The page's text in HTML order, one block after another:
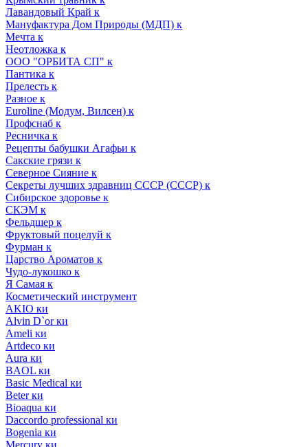
Лавандовый Край к
Мануфактура Дом Природы (МДП) к
Мечта к
Неотложка к
ООО "ОРБИТА СП" к
Пантика к
Прелесть к
Разное к
Euroline (Модум, Вилсен) к
Профснаб к
Ресничка к
Рецепты бабушки Агафьи к
Сакские грязи к
Северное Сияние к
Секреты лучших здравниц СССР (СССР) к
Сибирское здоровье к
СКЭМ к
Фельдшер к
Фруктовый поцелуй к
Фурман к
Царство Ароматов к
Чудо-лукошко к
Я Самая к
Косметический инструмент
AKIO ки
Alvin D`or ки
Ameli ки
Artdeco ки
Aura ки
BAOL ки
Basic Medical ки
Beter ки
Bioaqua ки
Daccordo professional ки
Bogenia ки